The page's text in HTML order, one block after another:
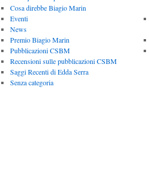
Cosa direbbe Biagio Marin
Eventi
News
Premio Biagio Marin
Pubblicazioni CSBM
Recensioni sulle pubblicazioni CSBM
Saggi Recenti di Edda Serra
Senza categoria